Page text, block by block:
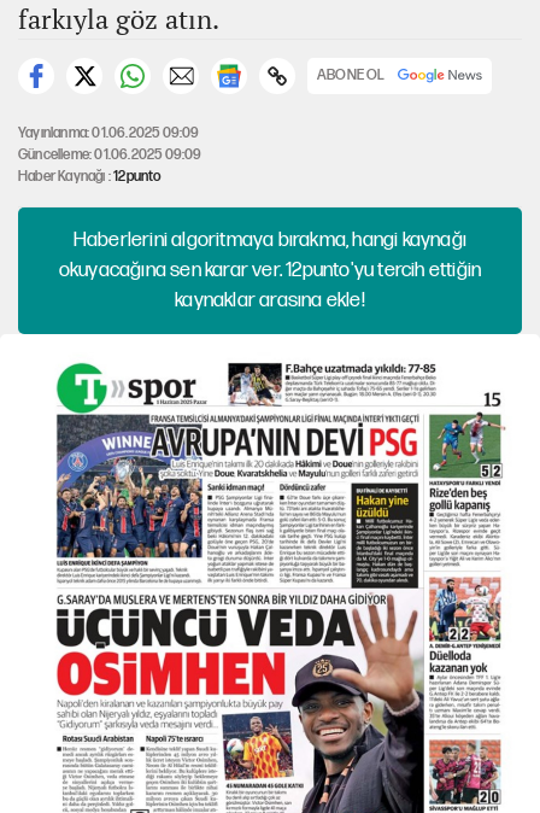
farkıyla göz atın.
ABONE OL
Yayınlanma: 01.06.2025 09:09
Güncelleme: 01.06.2025 09:09
Haber Kaynağı :12punto
Haberlerini algoritmaya bırakma, hangi kaynağı
okuyacağına sen karar ver. 12punto'yu tercih ettiğin
kaynaklar arasına ekle!